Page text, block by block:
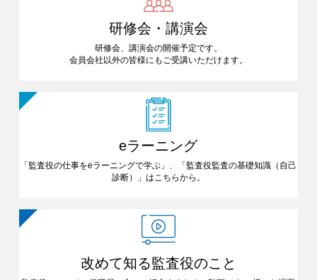
研修会・講演会
研修会、講演会の開催予定です。
会員会社以外の皆様にも ご受講いただけます。
eラーニング
「監査役の仕事をeラーニングで学ぶ」、「監査役監査の基礎知識 （自己
診断）」はこちらから。
改めて知る監査役のこと